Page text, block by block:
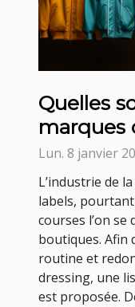
Quelles
marques
tendance
Lun. 8 janvier
L’industrie de
labels,
courses l’on se
boutiques. Afin
routine et
dressing, une
est proposée.